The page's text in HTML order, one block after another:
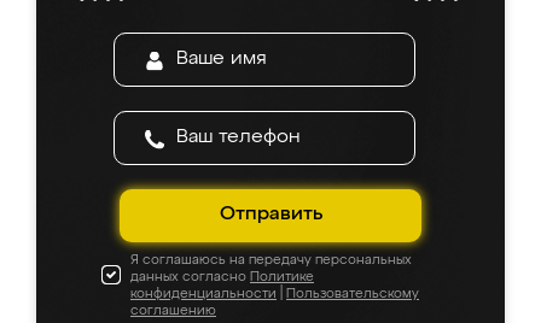
Отправить
Я соглашаюсь на передачу персональных
данных согласно Политике
конфиденциальности
Пользовательскому
соглашению